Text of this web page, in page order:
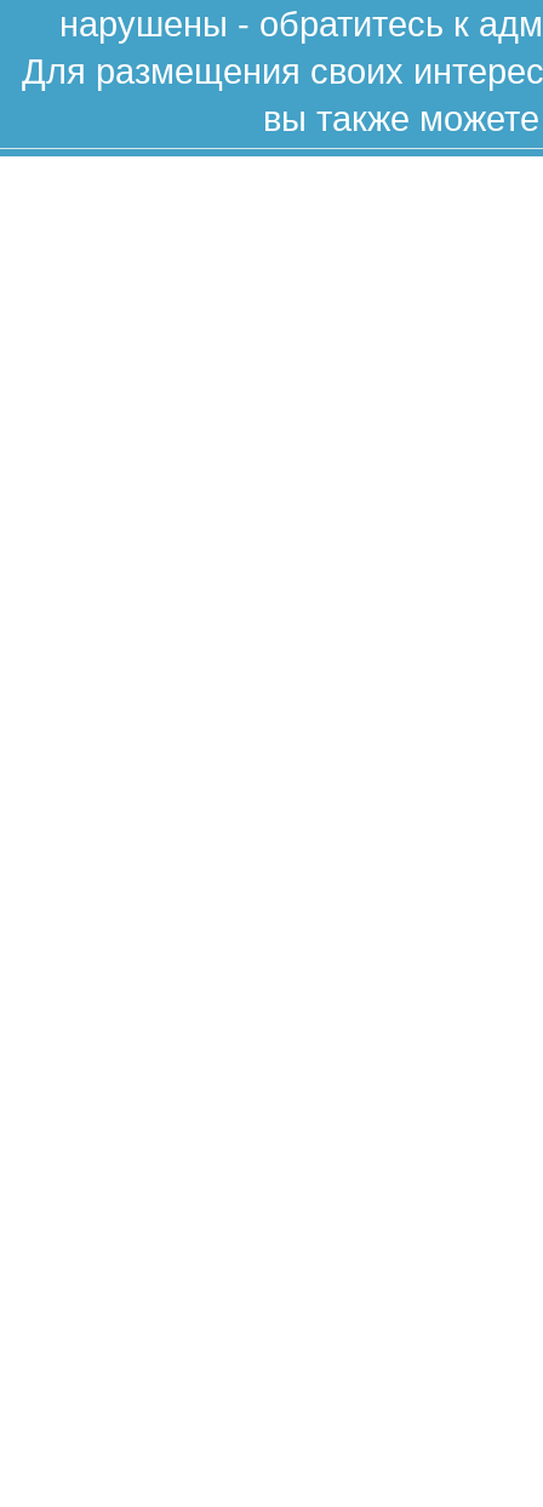
нарушены - обратитесь к
Для размещения своих
вы также